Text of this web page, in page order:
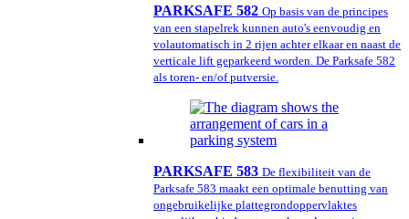
PARKSAFE 582 Op basis van de principes
van een stapelrek kunnen auto's eenvoudig en
volautomatisch in 2 rijen achter elkaar en naast de
verticale lift geparkeerd worden. De Parksafe 582
als toren- en/of putversie.
PARKSAFE 583 De flexibiliteit van de
Parksafe 583 maakt een optimale benutting van
ongebruikelijke plattegrondoppervlaktes